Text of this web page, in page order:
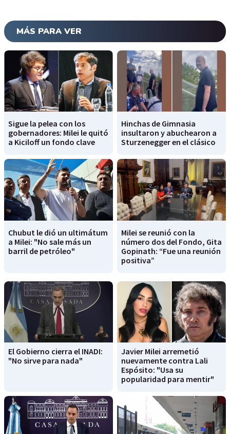
MÁS PARA VER
Sigue la pelea con los
gobernadores: Milei le quitó
a Kiciloff un fondo clave
Hinchas de Gimnasia
insultaron y abuchearon a
Sturzenegger en el clásico
Chubut le dió un ultimátum
a Milei: "No sale más un
barril de petróleo"
Milei se reunió con la
número dos del Fondo, Gita
Gopinath: “Fue una reunión
positiva”
El Gobierno cierra el INADI:
"No sirve para nada"
Javier Milei arremetió
nuevamente contra Lali
Espósito: "Usa su
popularidad para mentir"